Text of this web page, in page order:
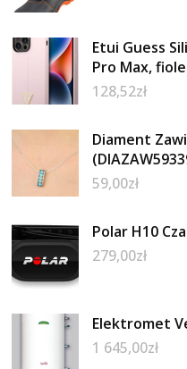
Etui Guess
Pro Max,
128,52zł
Diament
59,00zł
Polar H10
279,00zł
Elektromet
1 645,00zł